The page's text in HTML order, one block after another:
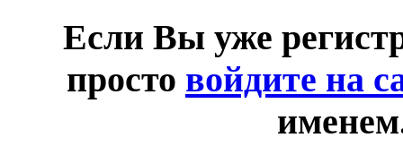
Если Вы уже
просто войдите на